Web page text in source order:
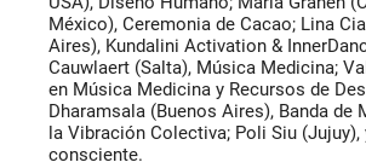
México), Ceremonia de Cacao; Lina
Aires), Kundalini Activation &
Cauwlaert (Salta), Música Medicina;
en Música Medicina y Recursos de
Dharamsala (Buenos Aires), Banda de
la Vibración Colectiva; Poli Siu
consciente.